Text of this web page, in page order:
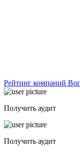
Рейтинг компаний
Получить аудит
Получить аудит